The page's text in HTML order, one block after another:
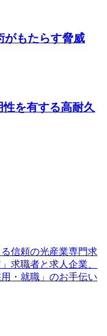
もたらす脅威
を有する高耐久